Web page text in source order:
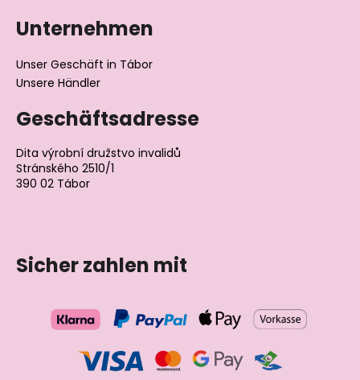
Unternehmen
Unser Geschäft in Tábor
Unsere Händler
Geschäftsadresse
Dita výrobní družstvo invalidů
Stránského 2510/1
390 02 Tábor
Sicher zahlen mit